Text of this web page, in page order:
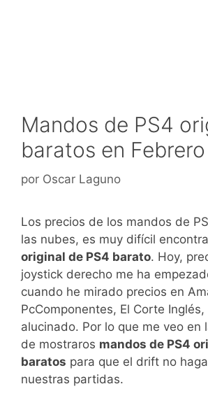
Mandos de PS4
baratos en
por Oscar Laguno
Los precios de los mandos de
las nubes, es muy difícil
original de PS4 barato. Hoy,
joystick derecho me ha
cuando he mirado precios en
PcComponentes, El Corte
alucinado. Por lo que me veo en
de mostraros mandos de PS4
baratos para que el drift no
nuestras partidas.